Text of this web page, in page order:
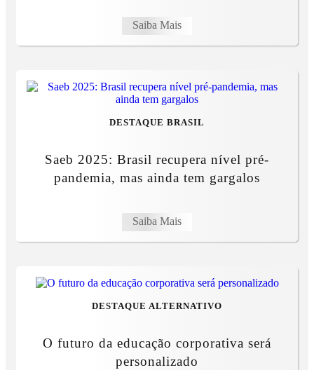
Saiba Mais
DESTAQUE BRASIL
Saeb 2025: Brasil recupera nível pré-
pandemia, mas ainda tem gargalos
Saiba Mais
DESTAQUE ALTERNATIVO
O futuro da educação corporativa será
personalizado